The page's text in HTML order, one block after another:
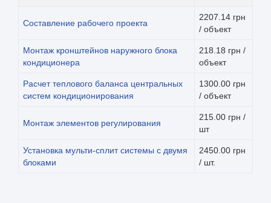
Составление рабочего проекта
2207.14 грн
/ объект
Монтаж кронштейнов наружного блока
кондиционера
218.18 грн /
объект
Расчет теплового баланса центральных
систем кондиционирования
1300.00 грн
/ объект
Монтаж элементов регулирования
215.00 грн /
шт
Установка мульти-сплит системы с двумя
блоками
2450.00 грн
/ шт.